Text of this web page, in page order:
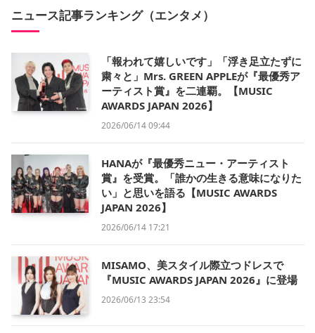
ニュース記事ランキング（エンタメ）
「報われて嬉しいです」「浮き足立たずに
粛々と」Mrs. GREEN APPLEが『最優秀ア
ーティスト賞』を二連覇。【MUSIC
AWARDS JAPAN 2026】
2026/06/14 09:44
HANAが『最優秀ニュー・アーティスト
賞』を受賞。「誰かの生きる意味になりた
い」と思いを語る【MUSIC AWARDS
JAPAN 2026】
2026/06/14 17:21
MISAMO、美スタイル際立つドレスで
『MUSIC AWARDS JAPAN 2026』に登場
2026/06/13 23:54